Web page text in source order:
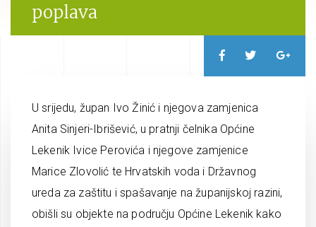
poplava
U srijedu, župan Ivo Žinić i njegova zamjenica
Anita Sinjeri-Ibrišević, u pratnji čelnika Općine
Lekenik Ivice Perovića i njegove zamjenice
Marice Zlovolić te Hrvatskih voda i Državnog
ureda za zaštitu i spašavanje na županijskoj razini,
obišli su objekte na području Općine Lekenik kako